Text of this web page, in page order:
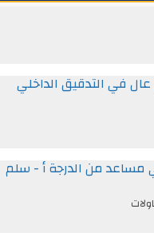
في التدقيق الداخلي
مساعد من الدرجة أ - سلم